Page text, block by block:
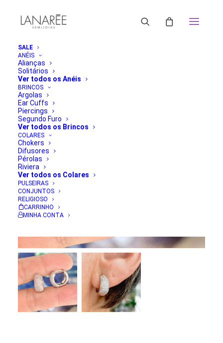
SALE
ANÉIS
Alianças
Solitários
Ver todos os Anéis
BRINCOS
Argolas
Ear Cuffs
Piercings
Segundo Furo
Ver todos os Brincos
COLARES
Chokers
Difusores
Pérolas
Riviera
Ver todos os Colares
PULSEIRAS
CONJUNTOS
RELIGIOSO
CARRINHO
MINHA CONTA